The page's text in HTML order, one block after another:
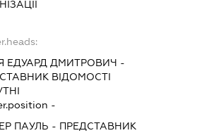
ЕДУАРД ДМИТРОВИЧ -
ВІДОМОСТІ
-
ПАУЛЬ - ПРЕДСТАВНИК